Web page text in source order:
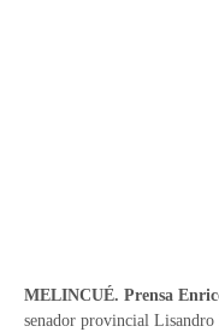
MELINCUÉ. Prensa
senador provincial